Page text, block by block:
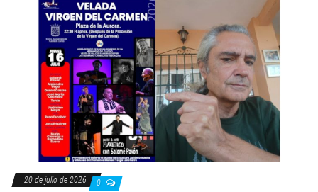
20 de julio de 2026 0